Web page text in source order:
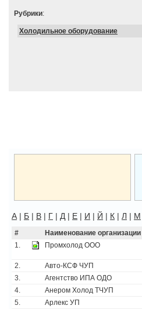
Рубрики:
Холодильное оборудование
А | Б | В | Г | Д | Е | И | Й | К | Л | М
# Наименование организации
1.
Промхолод ООО
2.
Авто-КСФ ЧУП
3.
Агентство ИПА ОДО
4.
Анером Холод ТЧУП
5.
Арлекс УП